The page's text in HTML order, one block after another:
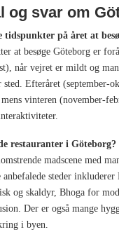
og svar om
tidspunkter på året at
at besøge Göteborg er
når vejret er mildt og
Efteråret (september-
vinteren (november-
restauranter i Göteborg?
madscene med
steder inkluderer
og skaldyr, Bhoga for
Der er også mange
i byen.